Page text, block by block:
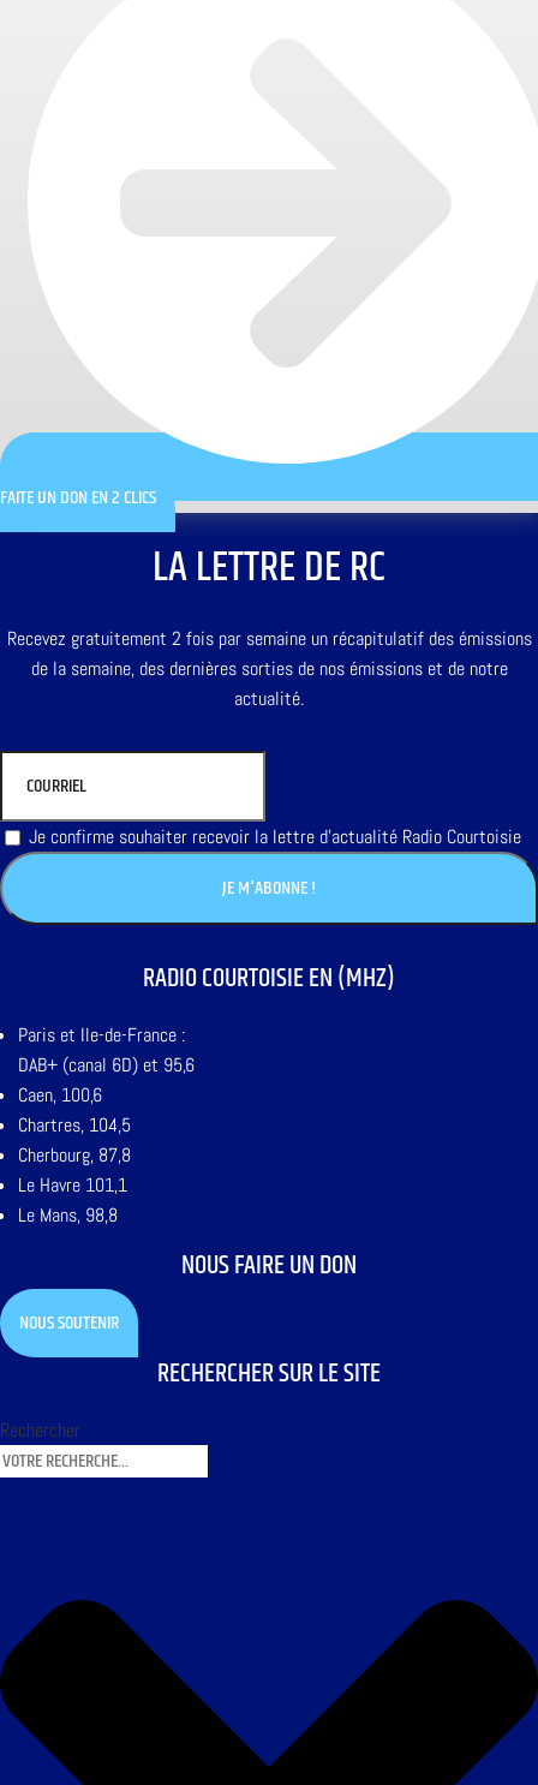
FAITE UN DON EN 2 CLICS
LA LETTRE DE RC
Recevez gratuitement 2 fois par semaine un récapitulatif des émissions
de la semaine, des dernières sorties de nos émissions et de notre
actualité.
Je confirme souhaiter recevoir la lettre d'actualité Radio Courtoisie
RADIO COURTOISIE EN (MHZ)
Paris et Ile-de-France :
DAB+ (canal 6D) et 95,6
Caen, 100,6
Chartres, 104,5
Cherbourg, 87,8
Le Havre 101,1
Le Mans, 98,8
NOUS FAIRE UN DON
NOUS SOUTENIR
RECHERCHER SUR LE SITE
Rechercher